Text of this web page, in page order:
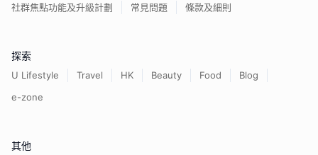
社群焦點功能及升級計劃
常見問題 條款及細則
探索
U Lifestyle Travel HK Beauty Food
Blog
e-zone
其他